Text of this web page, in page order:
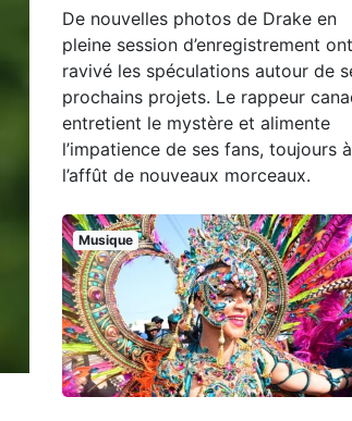
De nouvelles photos de Drake en
pleine session d’enregistrement ont
ravivé les spéculations autour de
prochains projets. Le rappeur
entretient le mystère et alimente
l’impatience de ses fans, toujours à
l’affût de nouveaux morceaux.
Musique